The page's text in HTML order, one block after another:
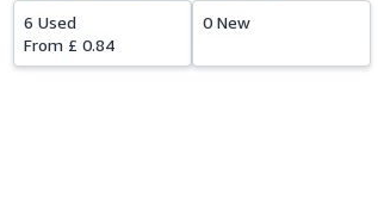
6 Used
From £ 0.84
0 New